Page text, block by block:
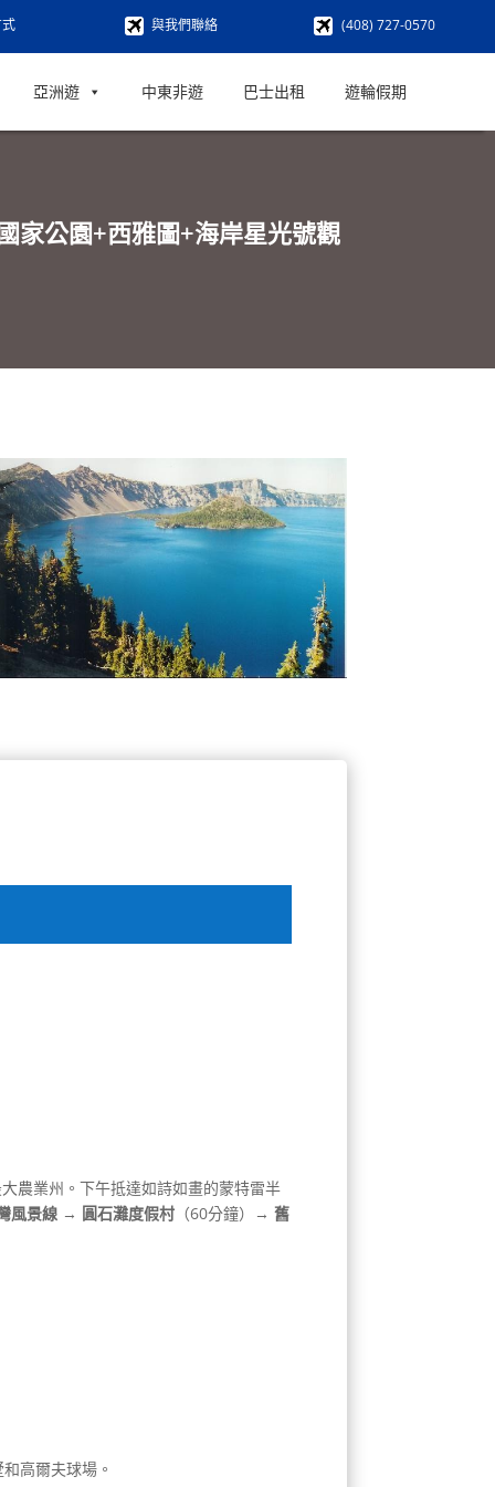
與我們聯絡 (408) 727-0570
亞洲遊 中東非遊 巴士出租 遊輪假期
家公園+西雅圖+海岸星光號觀
農業州。下午抵達如詩如畫的蒙特雷半
風景線 → 圓石灘度假村 （60分鐘）→舊
高爾夫球場。